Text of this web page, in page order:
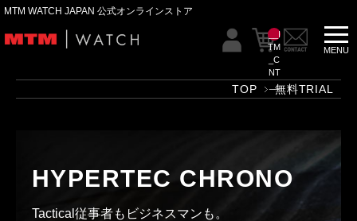
MTM WATCH JAPAN 公式オンラインストア
__I
TM
_C
NT
__
TOP 無料TRIAL
HYPERTEC CHRONO
Tactical従事者もビジネスマンも。